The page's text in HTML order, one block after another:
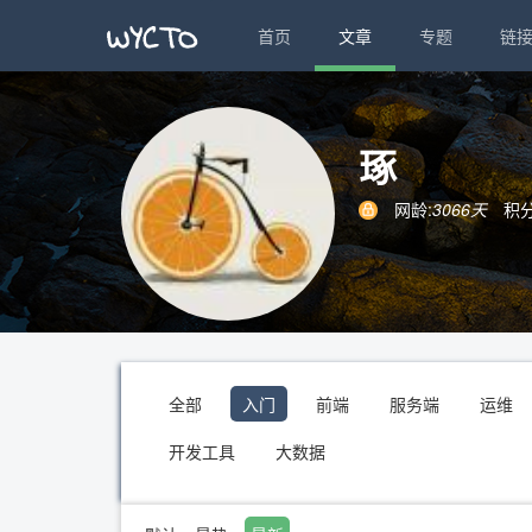
首页 文章 专题 链接
琢
网龄:3066天 积
全部 入门 前端 服务端 运维
开发工具
大数据